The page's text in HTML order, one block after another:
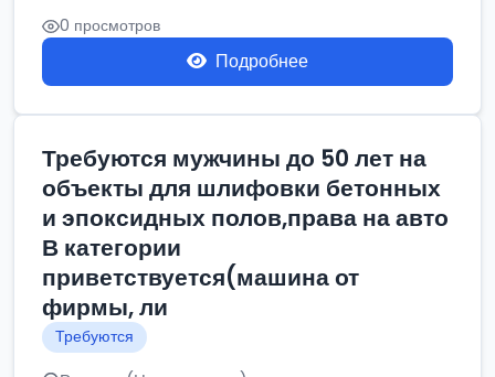
0 просмотров
Подробнее
Требуются мужчины до 50 лет на
объекты для шлифовки бетонных
и эпоксидных полов,права на авто
В категории
приветствуется(машина от
фирмы, ли
Требуются